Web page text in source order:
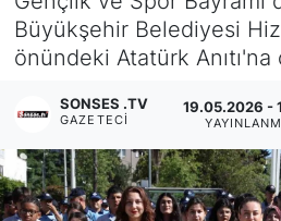
Büyükşehir Belediyesi
önündeki Atatürk
SONSES .TV
GAZETECI
19.05.2026 -
MAGAZİN
SAĞLIK
Siyaset
YEREL HABER
Son Dakika Haberleri
Haber Arşivi